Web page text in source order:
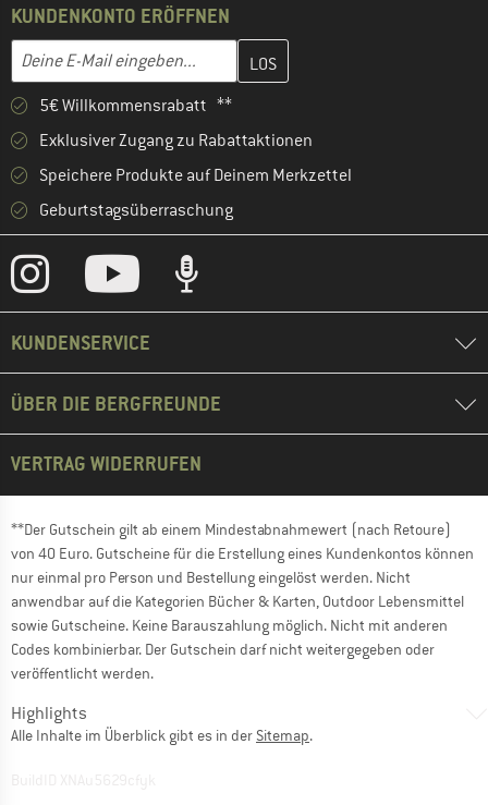
KUNDENKONTO ERÖFFNEN
E-Mail-Adresse
Gib hier deine E-Mail-Adresse ein und erstelle im nächsten
5€ Willkommensrabatt **
Exklusiver Zugang zu Rabattaktionen
Speichere Produkte auf Deinem Merkzettel
Geburtstagsüberraschung
KUNDENSERVICE
ÜBER DIE BERGFREUNDE
VERTRAG WIDERRUFEN
**Der Gutschein gilt ab einem Mindestabnahmewert (nach Retoure)
von 40 Euro. Gutscheine für die Erstellung eines Kundenkontos können
nur einmal pro Person und Bestellung eingelöst werden. Nicht
anwendbar auf die Kategorien Bücher & Karten, Outdoor Lebensmittel
sowie Gutscheine. Keine Barauszahlung möglich. Nicht mit anderen
Codes kombinierbar. Der Gutschein darf nicht weitergegeben oder
veröffentlicht werden.
Highlights
Alle Inhalte im Überblick gibt es in der Sitemap.